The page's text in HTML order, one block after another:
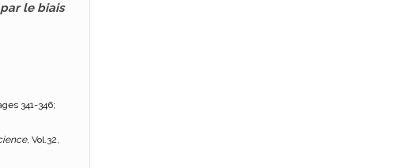
le biais
341-346;
, Vol.32,